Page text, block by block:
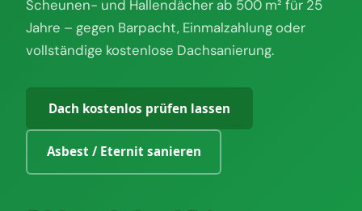
Scheunen- und Hallendächer ab 500 m² für 25
Jahre – gegen Barpacht, Einmalzahlung oder
vollständige kostenlose Dachsanierung.
Dach kostenlos prüfen lassen
Asbest / Eternit sanieren